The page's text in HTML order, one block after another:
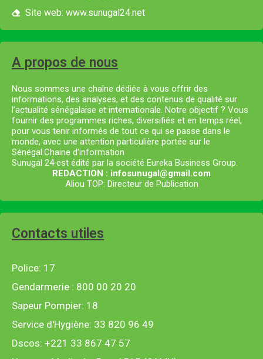
Site web: www.sunugal24.net
A propos de nous
Nous sommes une chaîne dédiée à vous offrir des
informations, des analyses, et des contenus de qualité sur
l’actualité sénégalaise et internationale. Notre objectif ? Vous
fournir des programmes riches, diversifiés et en temps réel,
pour vous tenir informés de tout ce qui se passe dans le
monde, avec une attention particulière portée sur le
Sénégal.Chaine d’information
Sunugal 24 est édité par la société Eureka Business Group.
REDACTION : infosunugal@gmail.com
Aliou TOP: Directeur de Publication
Contacts utiles
Police: 17
Gendarmerie : 800 00 20 20
Sapeur Pompier: 18
Service d'Hygiène: 33 820 96 49
Dscos: +221 33 867 47 57